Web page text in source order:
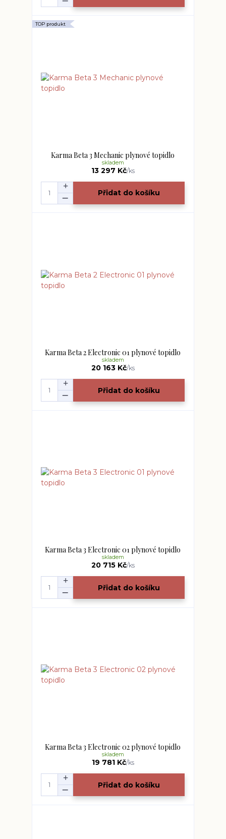
TOP produkt
Karma Beta 3 Mechanic plynové topidlo
13 297 Kč/ks
skladem
Přidat do košíku
Karma Beta 2 Electronic 01 plynové topidlo
20 163 Kč/ks
skladem
Přidat do košíku
Karma Beta 3 Electronic 01 plynové topidlo
20 715 Kč/ks
skladem
Přidat do košíku
Karma Beta 3 Electronic 02 plynové topidlo
19 781 Kč/ks
skladem
Přidat do košíku